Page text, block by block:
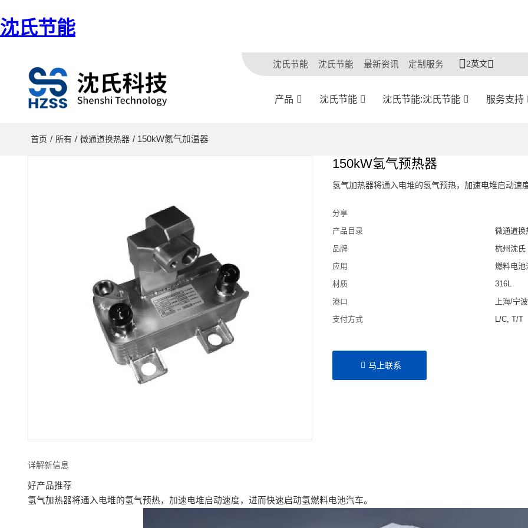
沈氏节能
沈氏节能 沈氏节能 最新资讯 定制服务 2英文
产品 沈氏节能 沈氏节能:沈氏节能 服务支持
首页 / 所有 / 微通道换热器 / 150kW氮气加温器
150kW氢气预热器
氢气加热器将通入电堆的氢气预热，加速电堆启动速
分享
产品目录
微通道换
品牌
杭州沈氏
应用
燃料电池
材质
316L
港口
上海/宁波
支付方式
L/C, T/T
马上联系
详解新信息
好产品推荐
氢气加热器将通入电堆的氢气预热，加速电堆启动速度，进而快速启动氢燃料电池汽车。